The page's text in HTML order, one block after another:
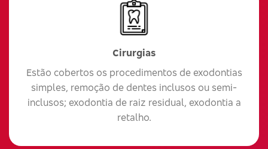
Cirurgias
Estão cobertos os procedimentos de exodontias
simples, remoção de dentes inclusos ou semi-
inclusos; exodontia de raiz residual, exodontia a
retalho.